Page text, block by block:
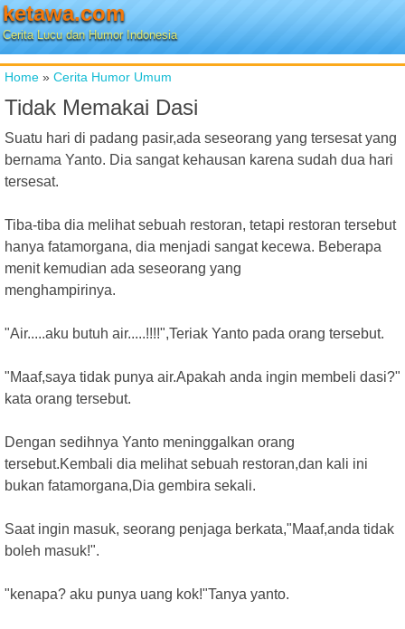
ketawa.com
Cerita Lucu dan Humor Indonesia
Home » Cerita Humor Umum
Tidak Memakai Dasi
Suatu hari di padang pasir,ada seseorang yang tersesat yang
bernama Yanto. Dia sangat kehausan karena sudah dua hari
tersesat.
Tiba-tiba dia melihat sebuah restoran, tetapi restoran tersebut
hanya fatamorgana, dia menjadi sangat kecewa. Beberapa
menit kemudian ada seseorang yang
menghampirinya.
"Air.....aku butuh air.....!!!!",Teriak Yanto pada orang tersebut.
"Maaf,saya tidak punya air.Apakah anda ingin membeli dasi?"
kata orang tersebut.
Dengan sedihnya Yanto meninggalkan orang
tersebut.Kembali dia melihat sebuah restoran,dan kali ini
bukan fatamorgana,Dia gembira sekali.
Saat ingin masuk, seorang penjaga berkata,"Maaf,anda tidak
boleh masuk!".
"kenapa? aku punya uang kok!"Tanya yanto.